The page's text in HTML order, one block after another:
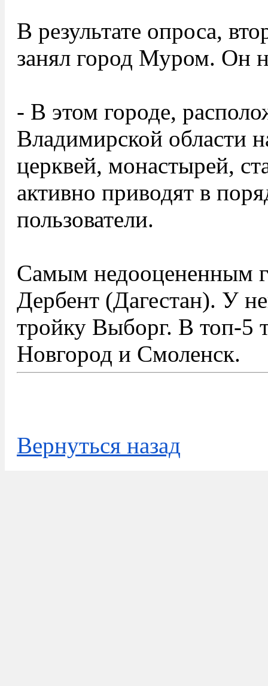
В результате опроса,
занял город Муром. Он
- В этом городе,
Владимирской области
церквей, монастырей,
активно приводят в
пользователи.
Самым недооцененным
Дербент (Дагестан). У
тройку Выборг. В топ-5
Новгород и Смоленск.
Вернуться назад